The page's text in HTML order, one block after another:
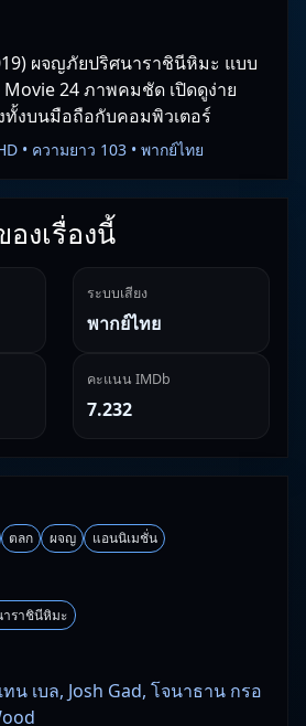
ผจญภัยปริศนาราชินีหิมะ แบบ
24 ภาพคมชัด เปิดดูง่าย
ทั้งบนมือถือกับคอมพิวเตอร์
• ความยาว 103 • พากย์ไทย
งเรื่องนี้
ระบบเสียง
พากย์ไทย
คะแนน IMDb
7.232
ตลก ผจญ แอนนิเมชั่น
ราชินีหิมะ
น เบล, Josh Gad, โจนาธาน กรอ